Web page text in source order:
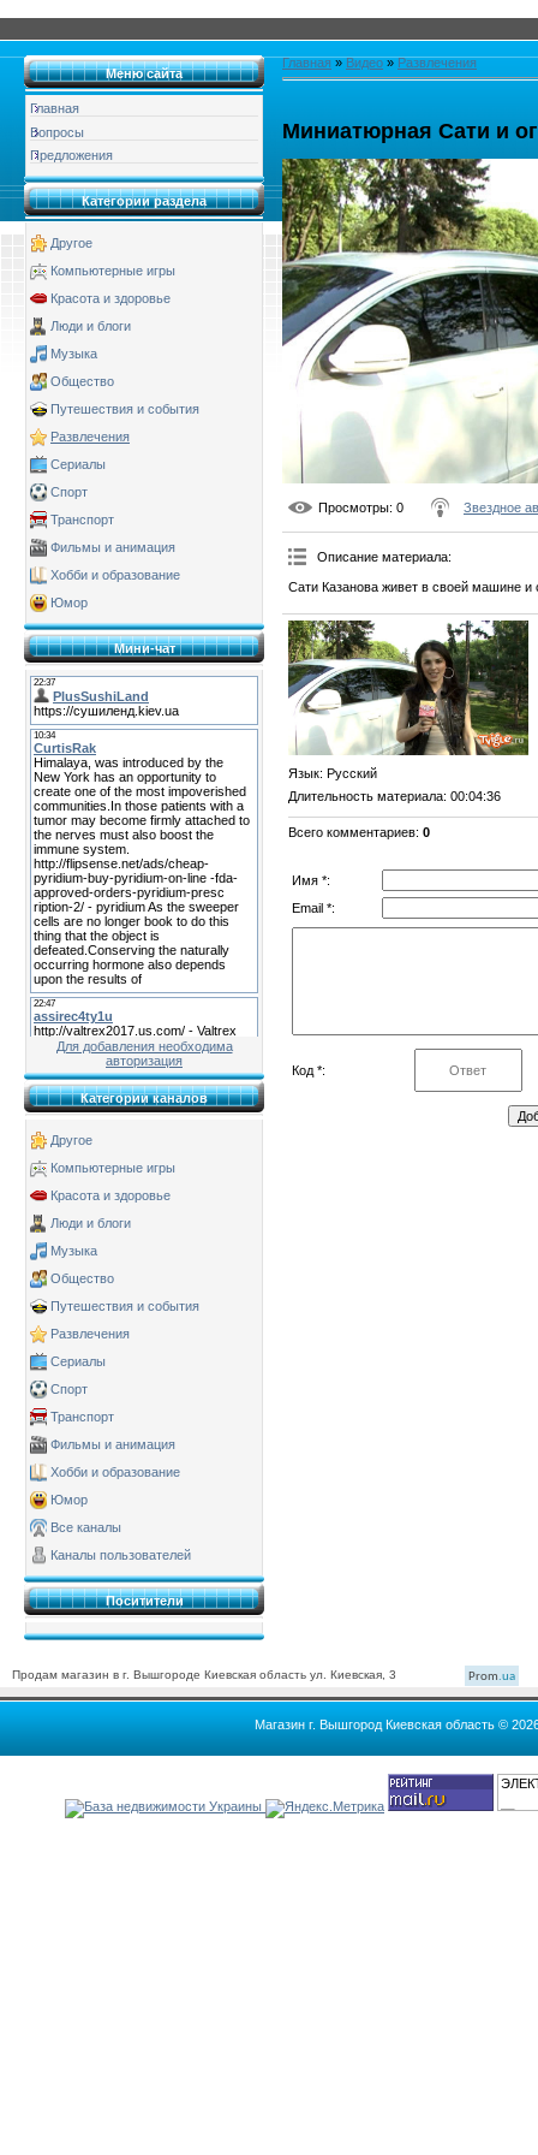
Меню сайта
Главная
Вопросы
Предложения
Категории раздела
Другое
Компьютерные игры
Красота и здоровье
Люди и блоги
Музыка
Общество
Путешествия и события
Развлечения
Сериалы
Спорт
Транспорт
Фильмы и анимация
Хобби и образование
Юмор
Мини-чат
Для добавления необходима
авторизация
Категории каналов
Другое
Компьютерные игры
Красота и здоровье
Люди и блоги
Музыка
Общество
Путешествия и события
Развлечения
Сериалы
Спорт
Транспорт
Фильмы и анимация
Хобби и образование
Юмор
Все каналы
Каналы пользователей
Поситители
Главная » Видео » Развлечения
Миниатюрная Сати и
Просмотры: 0 Звездное
Описание материала:
Сати Казанова живет в своей машине и
Язык: Русский
Длительность материала: 00:04:36
Всего комментариев: 0
Имя *:
Email *:
Код *:
Продам магазин в г. Вышгороде Киевская область ул. Киевская, 3 Prom.ua
Магазин г. Вышгород Киевская область ©